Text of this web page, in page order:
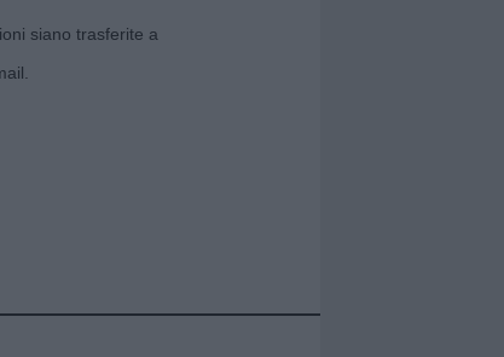
siano trasferite a